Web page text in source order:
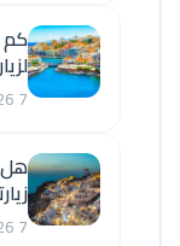
كم
لزيارة
7 August 2026
هل
زيارتك
7 August 2026